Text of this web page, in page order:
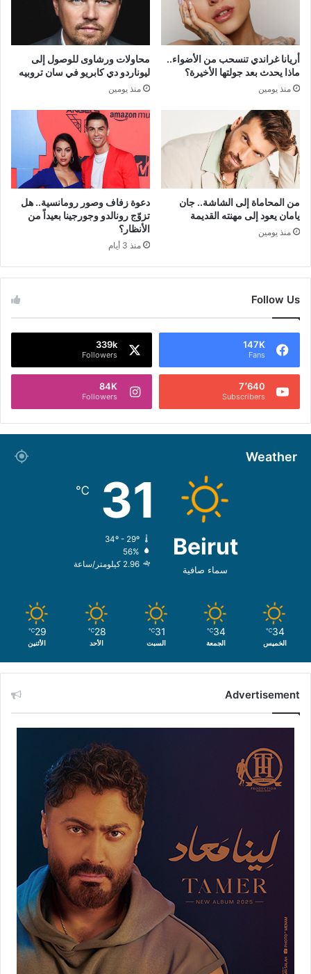
أريانا غراندي تنسحب من الأضواء..
ماذا يحدث بعد جولتها الأخيرة؟
منذ يومين
محاولات ورشاوى للوصول إلى
ليوناردو دي كابريو في سان تروبيه
منذ يومين
من المحاماة إلى الشاشة.. جان
يامان يعود إلى مهنته القديمة
منذ يومين
دعوة زفاف وصور رومانسية.. هل
تزوّج رونالدو وجورجينا بعيداً من
الأنظار؟
منذ 3 أيام
Follow Us
147K
Fans
339k
Followers
7٬640
Subscribers
84K
Followers
Weather
Beirut
سماء صافية
31
℃
34º - 29º
56%
2.96 كيلومتر/ساعة
34
℃
الخميس
34
℃
الجمعة
31
℃
السبت
28
℃
الأحد
29
℃
الأثنين
Advertisement